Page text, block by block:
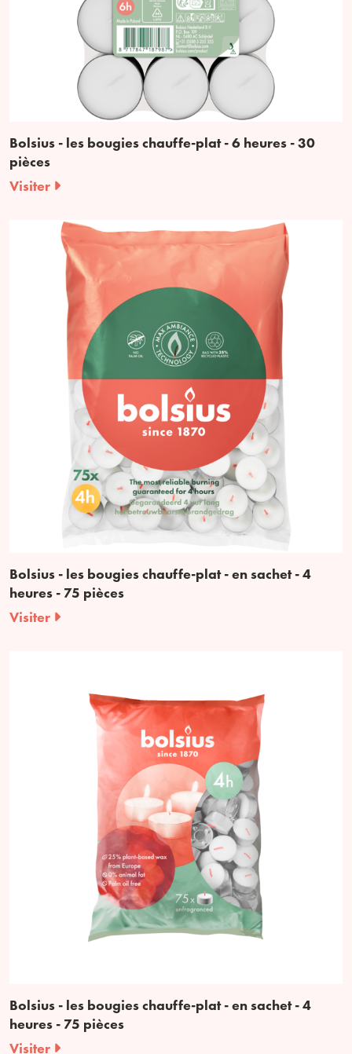
Bolsius - les bougies chauffe-plat - 6 heures - 30
pièces
Visiter
Bolsius - les bougies chauffe-plat - en sachet - 4
heures - 75 pièces
Visiter
Bolsius - les bougies chauffe-plat - en sachet - 4
heures - 75 pièces
Visiter